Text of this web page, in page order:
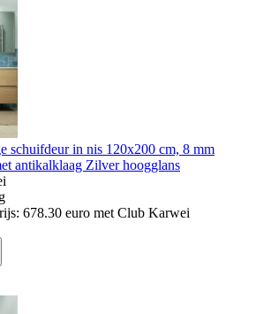
schuifdeur in nis 120x200 cm, 8 mm
antikalklaag Zilver hoogglans
678.30 euro met Club Karwei